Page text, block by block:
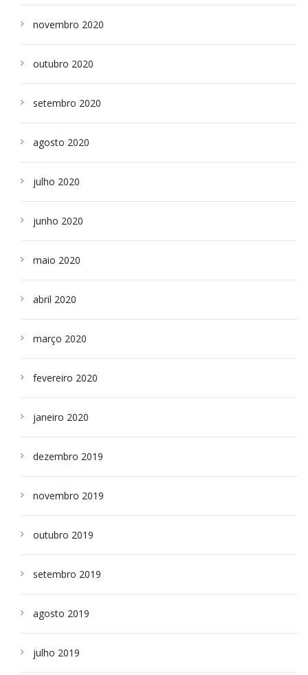
novembro 2020
outubro 2020
setembro 2020
agosto 2020
julho 2020
junho 2020
maio 2020
abril 2020
março 2020
fevereiro 2020
janeiro 2020
dezembro 2019
novembro 2019
outubro 2019
setembro 2019
agosto 2019
julho 2019